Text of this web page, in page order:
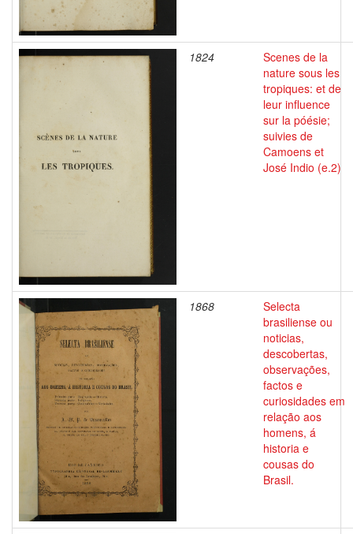
1824
Scenes de la
nature sous les
tropiques: et de
leur influence
sur la póésie;
suivies de
Camoens et
José Indio (e.2)
1868
Selecta
brasiliense ou
noticias,
descobertas,
observações,
factos e
curiosidades em
relação aos
homens, á
historia e
cousas do
Brasil.